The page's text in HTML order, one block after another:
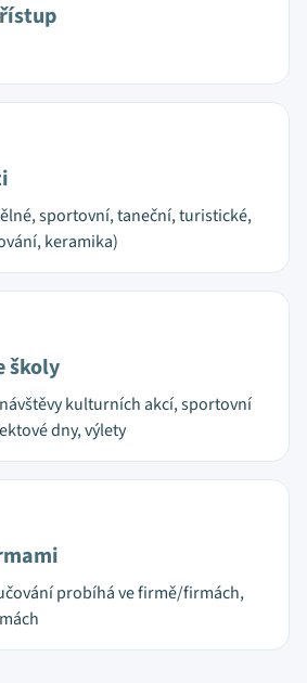
sportovní, taneční, turistické,
keramika)
školy
kulturních akcí, sportovní
dny, výlety
probíhá ve firmě/firmách,